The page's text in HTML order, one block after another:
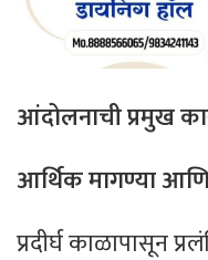
आंदोलनाची प्रमुख
आर्थिक मागण्या
प्रदीर्घ काळापासून